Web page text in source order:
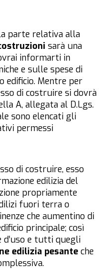
parte relativa alla
sarà una
informarti in
e sulle spese di
edificio. Mentre per
di costruire si dovrà
A, allegata al D.Lgs.
sono elencati gli
permessi
di costruire, esso
edilizia del
propriamente
fuori terra o
che aumentino di
principale; così
d’uso e tutti quegli
edilizia pesante che